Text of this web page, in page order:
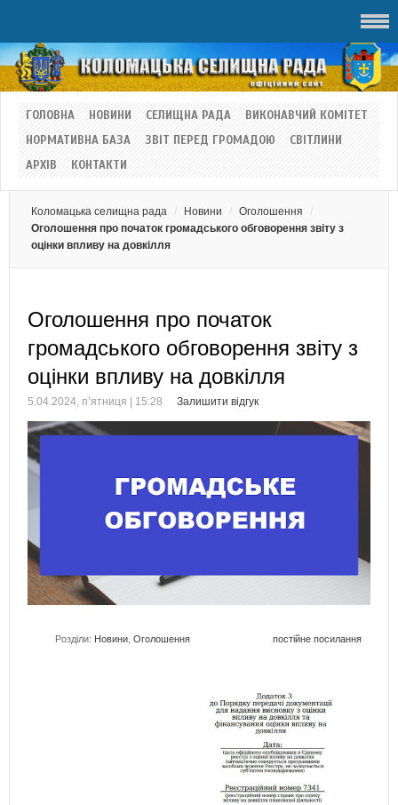
ГОЛОВНА НОВИНИ СЕЛИЩНА РАДА
ВИКОНАВЧИЙ КОМІТЕТ
НОРМАТИВНА БАЗА
ЗВІТ ПЕРЕД ГРОМАДОЮ
СВІТЛИНИ
АРХІВ
КОНТАКТИ
Коломацька селищна рада Новини
Оголошення
Оголошення про початок громадського обговорення звіту з
оцінки впливу на довкілля
Оголошення про початок
громадського обговорення звіту з
оцінки впливу на довкілля
5.04.2024, п’ятниця | 15:28 Залишити відгук
Розділи: Новини Оголошення постійне посилання